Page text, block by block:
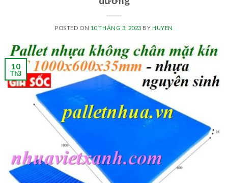
POSTED ON 10 THÁNG 3, 2023 BY HUYEN
10
Th3